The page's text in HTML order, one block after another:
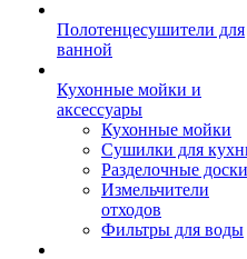
Полотенцесушители для
ванной
Кухонные мойки и
аксессуары
Кухонные мойки
Сушилки для
Разделочные доски
Измельчители
отходов
Фильтры для воды